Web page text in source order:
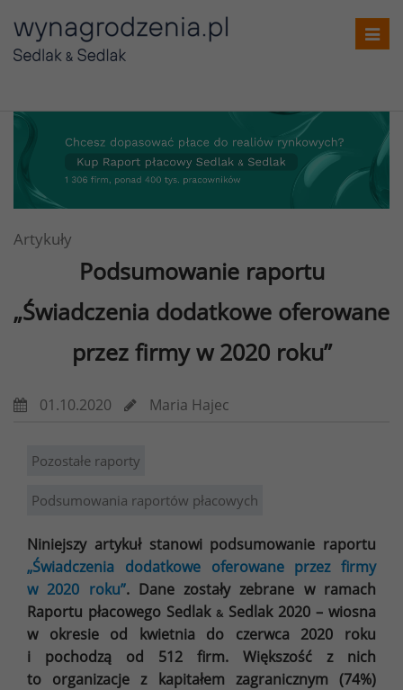
Artykuły
Podsumowanie raportu
„Świadczenia dodatkowe oferowane
przez firmy w 2020 roku”
01.10.2020 Maria Hajec
Pozostałe raporty
Podsumowania raportów płacowych
Niniejszy artykuł stanowi podsumowanie raportu
„Świadczenia dodatkowe oferowane przez firmy
w 2020 roku”. Dane zostały zebrane w ramach
Raportu płacowego Sedlak &Sedlak 2020 – wiosna
w okresie od kwietnia do czerwca 2020 roku
i pochodzą od 512 firm. Większość z nich
to organizacje z kapitałem zagranicznym (74%)